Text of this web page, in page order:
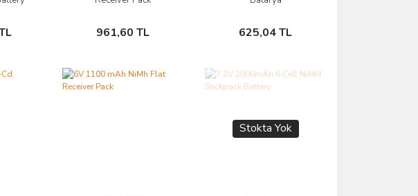
961,60 TL
Sepete Ekle 625,04 TL
Sepete Ekle
Stokta Yok